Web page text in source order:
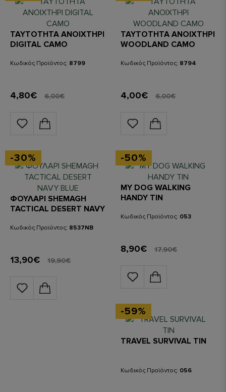
ΤΑΥΤΟΤΗΤΑ ΑΝΟΙΧΤΗΡΙ
DIGITAL CAMO
Κωδικός Προϊόντος: 8799
4,80€ 6,00€
ΤΑΥΤΟΤΗΤΑ ΑΝΟΙΧΤΗΡΙ
WOODLAND CAMO
Κωδικός Προϊόντος: 8794
4,00€ 6,00€
-30%
ΦΟΥΛΑΡΙ SHEMAGH
TACTICAL DESERT NAVY
Κωδικός Προϊόντος: 8537NB
13,90€ 19,90€
-50%
MY DOG WALKING
HANDY TIN
Κωδικός Προϊόντος: 053
8,90€ 17,90€
-59%
TRAVEL SURVIVAL TIN
Κωδικός Προϊόντος: 056